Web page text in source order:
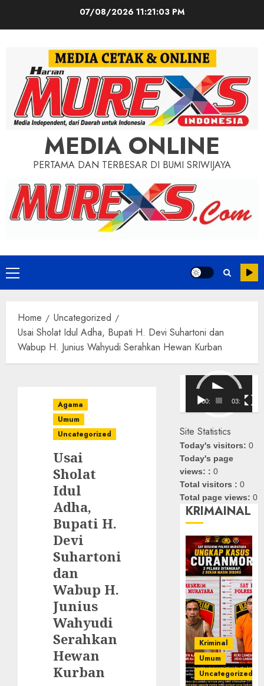
07/08/2026 11:21:05 PM
MEDIA ONLINE
PERTAMA DAN TERBESAR DI BUMI SRIWIJAYA
Primary
Menu
Home
Uncategorized
Usai Sholat Idul Adha, Bupati H. Devi Suhartoni dan
Wabup H. Junius Wahyudi Serahkan Hewan Kurban
Agama
Umum
Uncategorized
Usai
Sholat
Idul
Adha,
Bupati H.
Devi
Suhartoni
dan
Wabup H.
Junius
Wahyudi
Serahkan
Hewan
Kurban
Pemutar
Video
00:00 03:08
Site Statistics
Today's visitors:0
Today's page
views: :0
Total visitors :0
Total page views:0
KRIMAINAL
Kriminal
Umum
Uncategorized